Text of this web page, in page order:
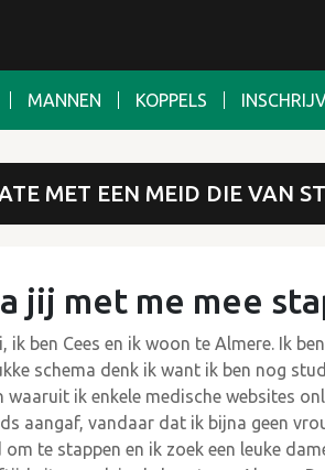
MANNEN KOPPELS
MET EEN MEID DIE VAN
jij met me mee
ik ben Cees en ik woon te Almere. Ik
schema denk ik want ik ben nog
waaruit ik enkele medische websites
aangaf, vandaar dat ik bijna geen
om te stappen en ik zoek een leuke